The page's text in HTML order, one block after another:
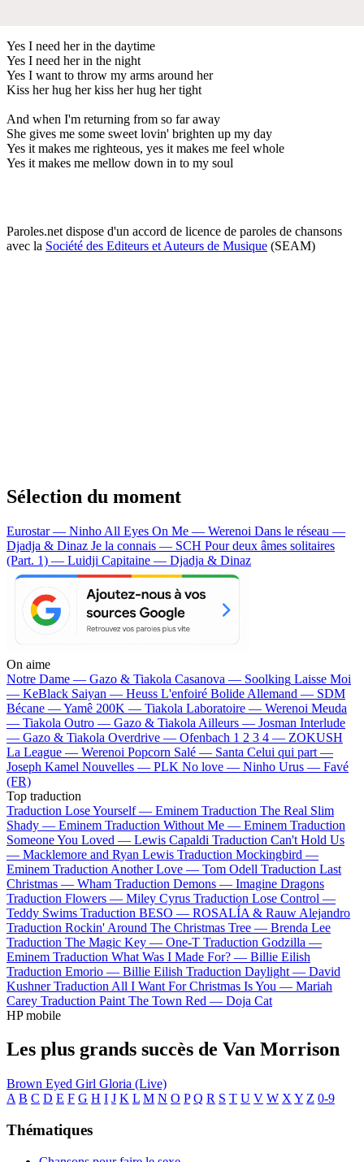
Yes I need her in the daytime
Yes I need her in the night
Yes I want to throw my arms around her
Kiss her hug her kiss her hug her tight
And when I'm returning from so far away
She gives me some sweet lovin' brighten up my day
Yes it makes me righteous, yes it makes me feel whole
Yes it makes me mellow down in to my soul
Paroles.net dispose d'un accord de licence de paroles de chansons
avec la Société des Editeurs et Auteurs de Musique (SEAM)
Sélection du moment
Eurostar — Ninho All Eyes On Me — Werenoi Dans le réseau —
Djadja & Dinaz Je la connais — SCH Pour deux âmes solitaires
(Part. 1) — Luidji Capitaine — Djadja & Dinaz
On aime
Notre Dame — Gazo & Tiakola Casanova — Soolking Laisse Moi
— KeBlack Saiyan — Heuss L'enfoiré Bolide Allemand — SDM
Bécane —Yamê 200K — Tiakola Laboratoire — Werenoi Meuda
— Tiakola Outro — Gazo & Tiakola Ailleurs — Josman Interlude
— Gazo & Tiakola Overdrive — Ofenbach 1 2 3 4 — ZOKUSH
La League — Werenoi Popcorn Salé — Santa Celui qui part —
Joseph Kamel Nouvelles — PLK No love — Ninho Urus — Favé
(FR)
Top traduction
Traduction Lose Yourself — Eminem Traduction The Real Slim
Shady — Eminem Traduction Without Me — Eminem Traduction
Someone You Loved — Lewis Capaldi Traduction Can't Hold Us
— Macklemore and Ryan Lewis Traduction Mockingbird —
Eminem Traduction Another Love — Tom Odell Traduction Last
Christmas — Wham Traduction Demons — Imagine Dragons
Traduction Flowers — Miley Cyrus Traduction Lose Control —
Teddy Swims Traduction BESO — ROSALÍA & Rauw Alejandro
Traduction Rockin' Around The Christmas Tree — Brenda Lee
Traduction The Magic Key — One-T Traduction Godzilla —
Eminem Traduction What Was I Made For? — Billie Eilish
Traduction Emorio — Billie Eilish Traduction Daylight — David
Kushner Traduction All I Want For Christmas Is You — Mariah
Carey Traduction Paint The Town Red — Doja Cat
HP mobile
Les plus grands succès de Van Morrison
Brown Eyed Girl Gloria (Live)
A B C D E F G H I J K L M N O P Q R S T U V W X Y Z 0-9
Thématiques